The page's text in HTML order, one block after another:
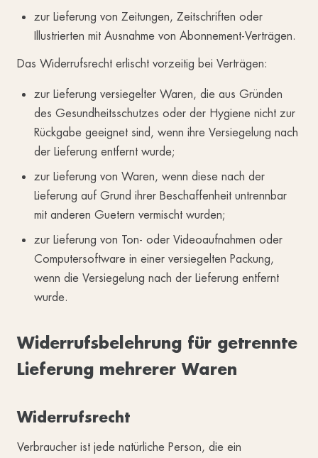
zur Lieferung von Zeitungen, Zeitschriften oder
Illustrierten mit Ausnahme von Abonnement-Verträgen.
Das Widerrufsrecht erlischt vorzeitig bei Verträgen:
zur Lieferung versiegelter Waren, die aus Gründen
des Gesundheitsschutzes oder der Hygiene nicht zur
Rückgabe geeignet sind, wenn ihre Versiegelung nach
der Lieferung entfernt wurde;
zur Lieferung von Waren, wenn diese nach der
Lieferung auf Grund ihrer Beschaffenheit untrennbar
mit anderen Guetern vermischt wurden;
zur Lieferung von Ton- oder Videoaufnahmen oder
Computersoftware in einer versiegelten Packung,
wenn die Versiegelung nach der Lieferung entfernt
wurde.
Widerrufsbelehrung für getrennte
Lieferung mehrerer Waren
Widerrufsrecht
Verbraucher ist jede natürliche Person, die ein